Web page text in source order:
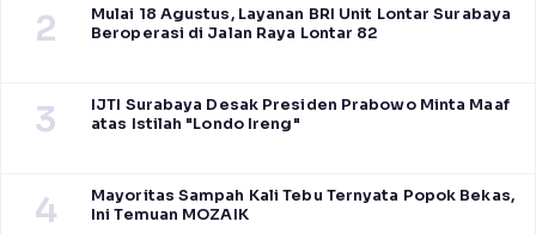
2
Mulai 18 Agustus, Layanan BRI Unit Lontar Surabaya
Beroperasi di Jalan Raya Lontar 82
3
IJTI Surabaya Desak Presiden Prabowo Minta Maaf
atas Istilah "Londo Ireng"
4
Mayoritas Sampah Kali Tebu Ternyata Popok Bekas,
Ini Temuan MOZAIK